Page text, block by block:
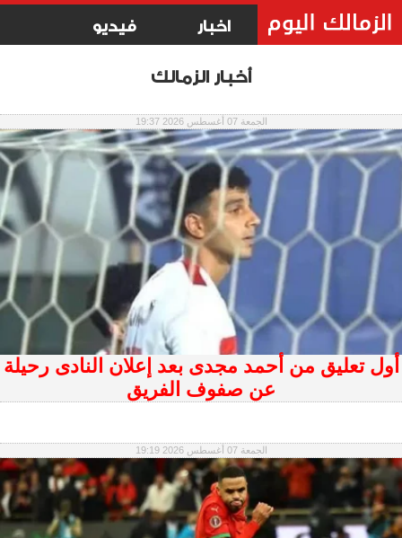
اخبار فيديو
أخبار الزمالك
الجمعة 07 أغسطس 2026 19:37
أول تعليق من أحمد مجدى بعد إعلان النادى رحيلة
عن صفوف الفريق
الجمعة 07 أغسطس 2026 19:19